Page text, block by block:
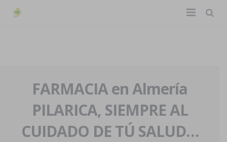
La farmacia
Nuestra historia
Nuestro equipo
Eventos
Servicios y reservas
FARMACIA en Almería
PILARICA, SIEMPRE AL
CUIDADO DE TÚ SALUD…